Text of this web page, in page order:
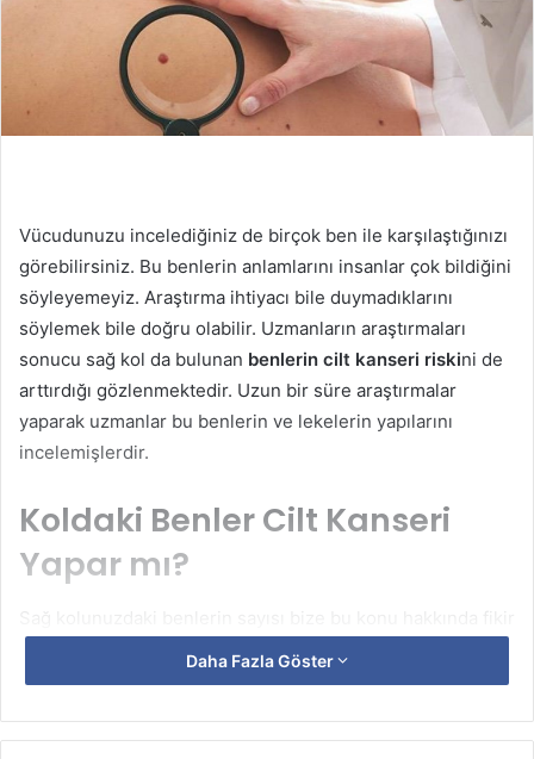
Vücudunuzu incelediğiniz de birçok ben ile karşılaştığınızı
görebilirsiniz. Bu benlerin anlamlarını insanlar çok bildiğini
söyleyemeyiz. Araştırma ihtiyacı bile duymadıklarını
söylemek bile doğru olabilir. Uzmanların araştırmaları
sonucu sağ kol da bulunan benlerin cilt kanseri riskini de
arttırdığı gözlenmektedir. Uzun bir süre araştırmalar
yaparak uzmanlar bu benlerin ve lekelerin yapılarını
incelemişlerdir.
Koldaki Benler Cilt Kanseri
Yapar mı?
kontrol ettirmek önerilmektedir. Uzmanlar farklı ülkeler ve
kadın üzerinde kollarındaki ben sayılarına göre
Daha Fazla Göster